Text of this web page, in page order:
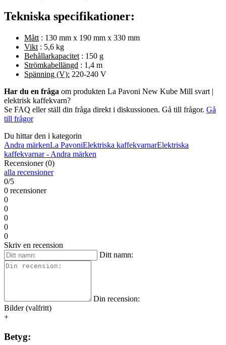
Tekniska specifikationer:
Mått : 130 mm x 190 mm x 330 mm
Vikt : 5,6 kg
Behållarkapacitet : 150 g
Strömkabellängd : 1,4 m
Spänning (V): 220-240 V
Har du en fråga om produkten La Pavoni New Kube Mill svart |
elektrisk kaffekvarn?
Se FAQ eller ställ din fråga direkt i diskussionen. Gå till frågor. Gå
till frågor
Du hittar den i kategorin
Andra märkenLa PavoniElektriska kaffekvarnarElektriska
kaffekvarnar - Andra märken
Recensioner (0)
alla recensioner
0/5
0 recensioner
0
0
0
0
0
Skriv en recension
Ditt namn:
Din recension:
Bilder (valfritt)
+
Betyg: